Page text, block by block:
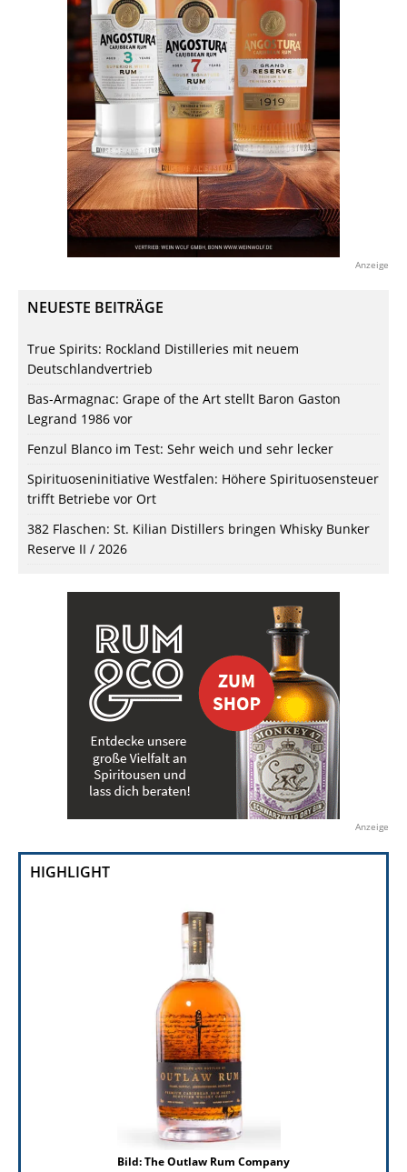
Anzeige
NEUESTE BEITRÄGE
True Spirits: Rockland Distilleries mit neuem
Deutschlandvertrieb
Bas-Armagnac: Grape of the Art stellt Baron Gaston
Legrand 1986 vor
Fenzul Blanco im Test: Sehr weich und sehr lecker
Spirituoseninitiative Westfalen: Höhere Spirituosensteuer
trifft Betriebe vor Ort
382 Flaschen: St. Kilian Distillers bringen Whisky Bunker
Reserve II / 2026
Anzeige
HIGHLIGHT
Bild: The Outlaw Rum Company